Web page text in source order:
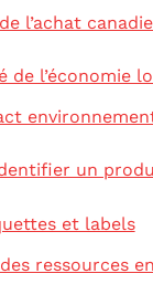
l’achat
de l’économie
un
et labels
ressources